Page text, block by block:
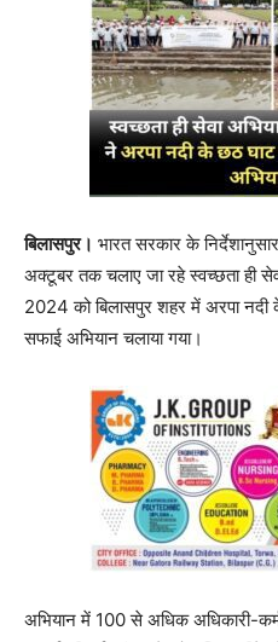
बिलासपुर। भारत सरकार के
अक्टूबर तक चलाए जा रहे स्वच्छता ही
2024 को बिलासपुर शहर में अरपा
सफाई अभियान चलाया गया।
अभियान में 100 से अधिक अधिकारी-